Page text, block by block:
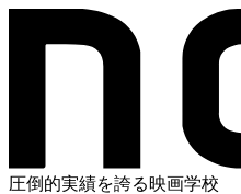
圧倒的実績を誇る映画学校